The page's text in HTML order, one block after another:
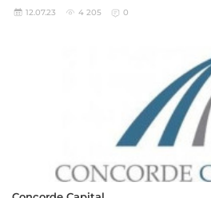
12.07.23 4 205 0